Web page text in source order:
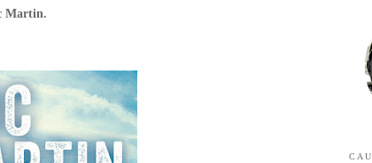
Martin.